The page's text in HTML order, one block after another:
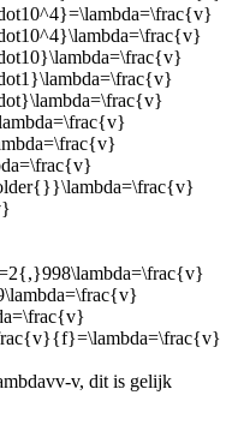
v, dit is gelijk